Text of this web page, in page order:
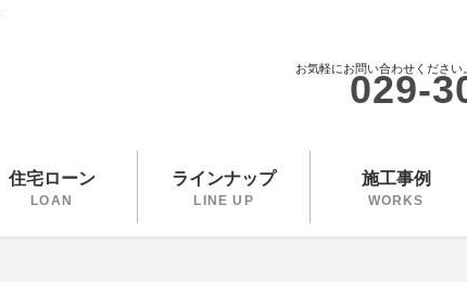
お気軽にお問い合わせください
029-
住宅ローン
LOAN
ラインナップ
LINE UP
施工事例
WORKS